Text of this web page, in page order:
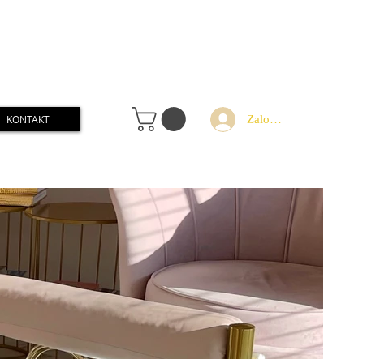
KONTAKT Zaloguj